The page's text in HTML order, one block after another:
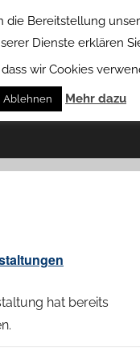
hat bereits
die Bereitstellung
Dienste erklären
wir Cookies
Ablehnen Mehr dazu